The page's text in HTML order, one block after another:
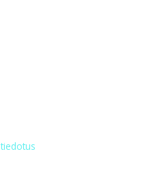
tiedotus